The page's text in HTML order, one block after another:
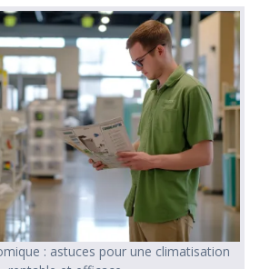
: astuces pour une climatisation